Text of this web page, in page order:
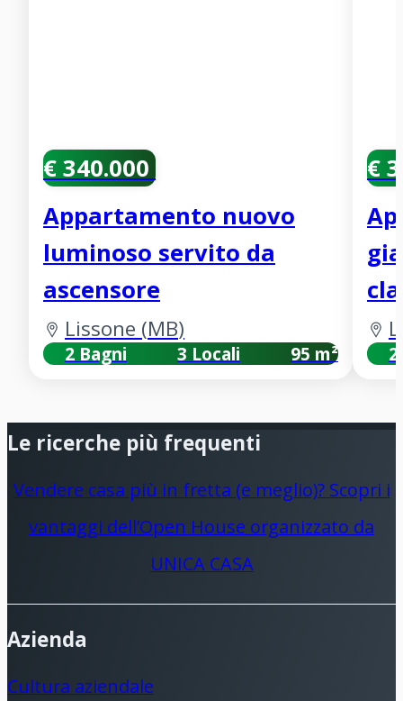
€ 340.000
Appartamento nuovo
luminoso servito da
ascensore
Lissone (MB)
2 Bagni 3 Locali 95 m²
€
Le ricerche più frequenti
Vendere casa più in fretta (e meglio)? Scopri i
vantaggi dell’Open House organizzato da
UNICA CASA
Azienda
Cultura aziendale